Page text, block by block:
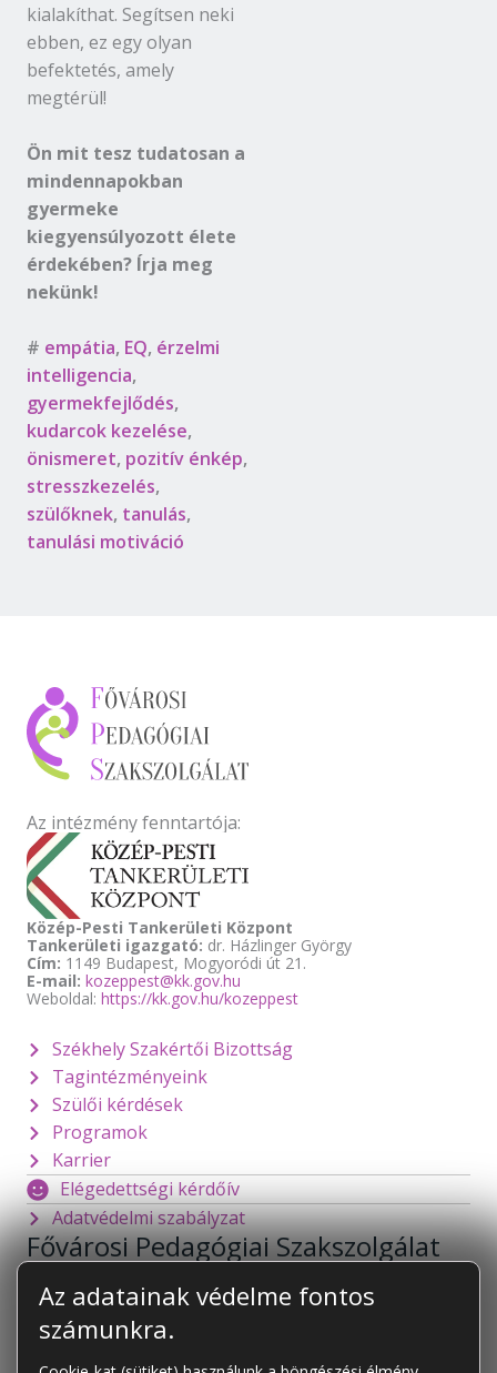
kialakíthat. Segítsen neki
ebben, ez egy olyan
befektetés, amely
megtérül!
Ön mit tesz tudatosan a
mindennapokban
gyermeke
kiegyensúlyozott élete
érdekében? Írja meg
nekünk!
# empátia, EQ, érzelmi
intelligencia,
gyermekfejlődés,
kudarcok kezelése,
önismeret, pozitív énkép,
stresszkezelés,
szülőknek, tanulás,
tanulási motiváció
Az intézmény fenntartója:
Közép-Pesti Tankerületi Központ
Tankerületi igazgató: dr. Házlinger György
Cím: 1149 Budapest, Mogyoródi út 21.
E-mail: kozeppest@kk.gov.hu
Weboldal: https://kk.gov.hu/kozeppest
Székhely Szakértői Bizottság
Tagintézményeink
Szülői kérdések
Programok
Karrier
Elégedettségi kérdőív
Adatvédelmi szabályzat
Fővárosi Pedagógiai Szakszolgálat
1141 Budapest
Mogyoródi út 128.
foigazgato@fpsz.net
OM azonosító: 101878
Az adatainak védelme fontos
számunkra.